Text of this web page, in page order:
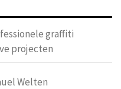
graffiti
projecten
Welten